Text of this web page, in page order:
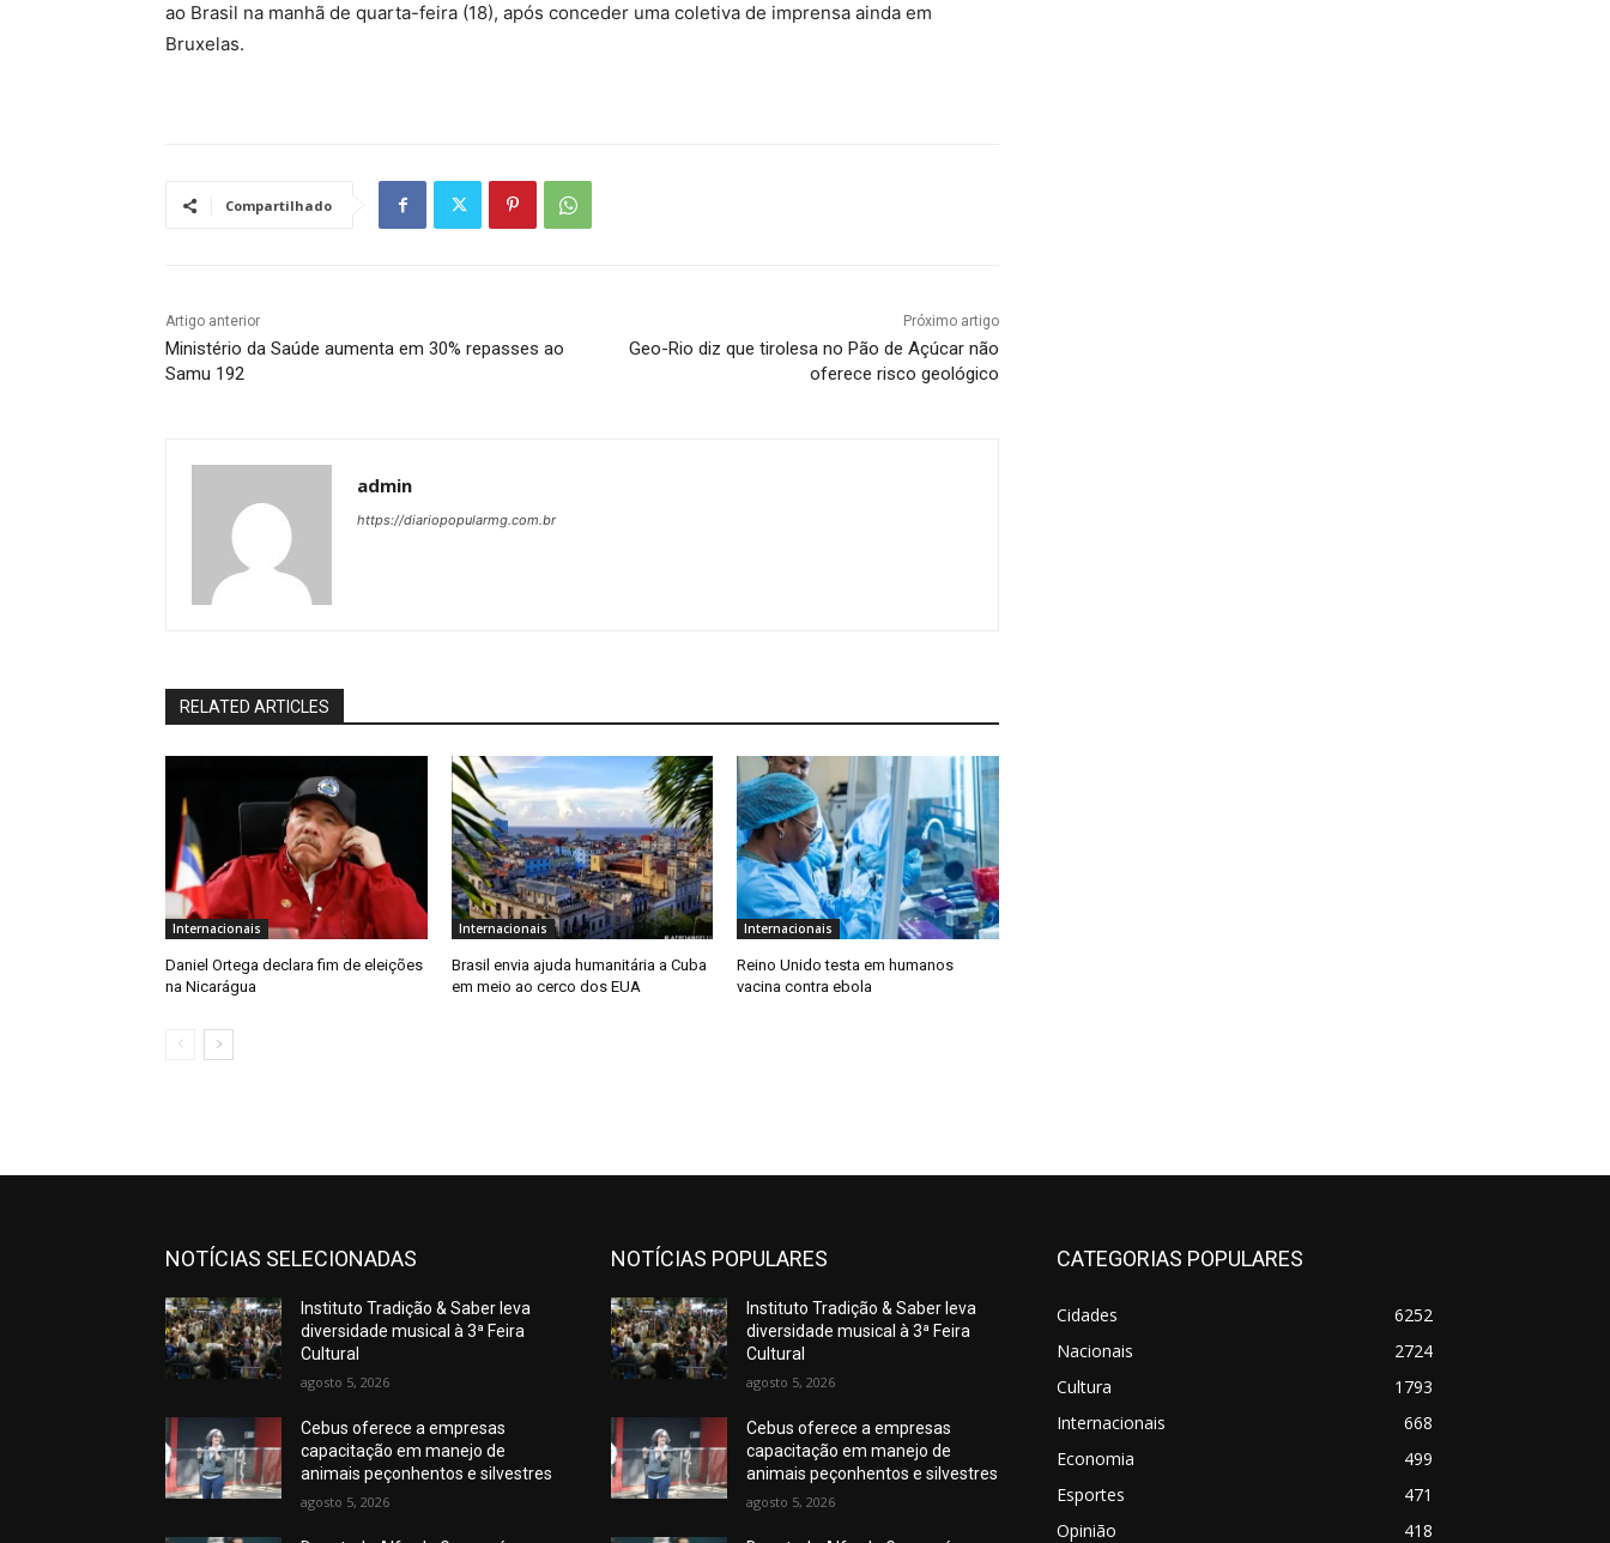
ao Brasil na manhã de quarta-feira (18), após conceder uma coletiva de imprensa ainda em
Bruxelas.
Compartilhado
Artigo anterior
Ministério da Saúde aumenta em 30% repasses ao
Samu 192
Próximo artigo
Geo-Rio diz que tirolesa no Pão de Açúcar não
oferece risco geológico
admin
https://diariopopularmg.com.br
RELATED ARTICLES
Internacionais
Daniel Ortega declara fim de eleições
na Nicarágua
Internacionais
Brasil envia ajuda humanitária a Cuba
em meio ao cerco dos EUA
Internacionais
Reino Unido testa em humanos
vacina contra ebola
NOTÍCIAS SELECIONADAS
Instituto Tradição & Saber leva
diversidade musical à 3ª Feira
Cultural
agosto 5, 2026
Cebus oferece a empresas
capacitação em manejo de
animais peçonhentos e silvestres
agosto 5, 2026
NOTÍCIAS POPULARES
Instituto Tradição & Saber leva
diversidade musical à 3ª Feira
Cultural
agosto 5, 2026
Cebus oferece a empresas
capacitação em manejo de
animais peçonhentos e silvestres
agosto 5, 2026
CATEGORIAS POPULARES
Cidades
6252
Nacionais
2724
Cultura
1793
Internacionais
668
Economia
499
Esportes
471
Opinião
418